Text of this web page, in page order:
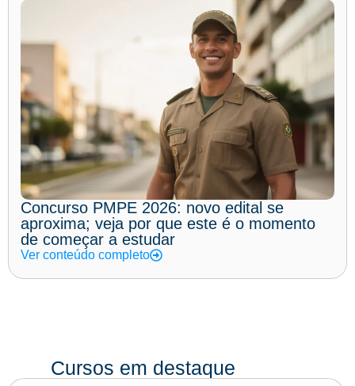
Concurso PMPE 2026: novo edital se
aproxima; veja por que este é o momento
de começar a estudar
Ver conteúdo completo
Cursos em destaque